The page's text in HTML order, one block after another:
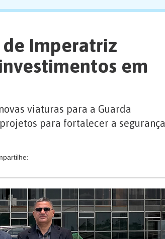
Imperatriz
em
viaturas para a Guarda
para fortalecer a segurança